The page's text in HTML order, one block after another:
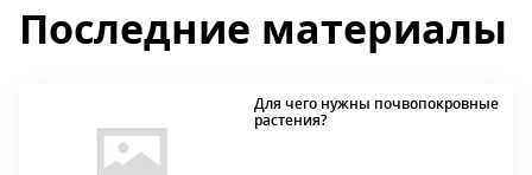
Последние материалы
Для чего нужны почвопокровные
растения?